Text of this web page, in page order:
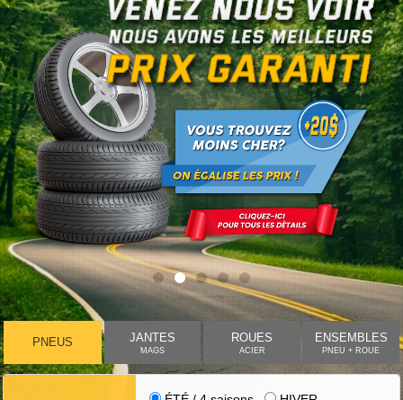
PNEUS JANTES
MAGS
ROUES
ACIER
ENSEMBLES
PNEU + ROUE